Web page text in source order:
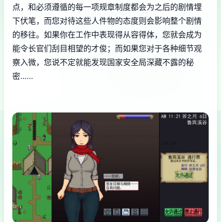
点，和必须遵循的每一项规章制度都会为之后的剧情埋
下伏笔，而您对待这些人件物的态度则会影响整个剧情
的移往。如果你在工作中表现得从容得体，您就会成为
能令长官们刮目相望的才俊；而如果您对于各种细节观
察入微，您说不定就能发现国家安全局深藏不露的秘
密……